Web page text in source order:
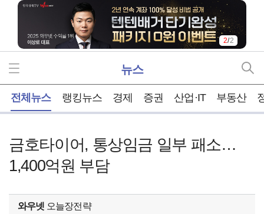
1/2
뉴스
전체뉴스 랭킹뉴스 경제 증권 산업·IT 부동산
금호타이어, 통상임금 일부 패소…
1,400억원 부담
와우넷 오늘장전략